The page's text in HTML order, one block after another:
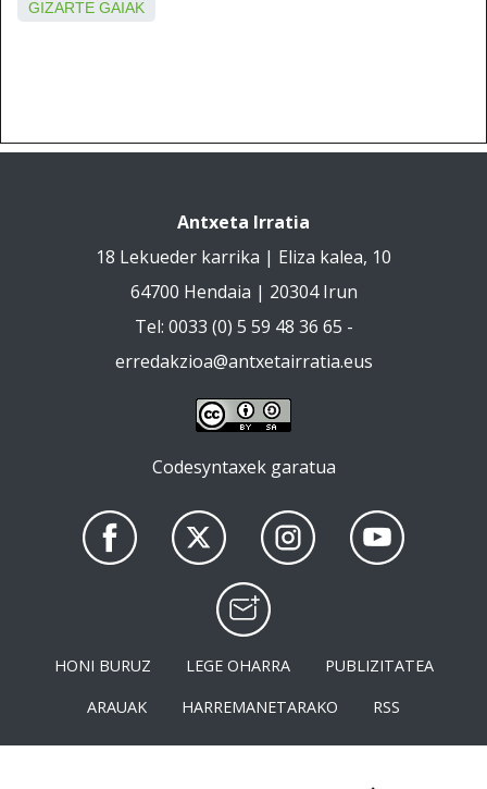
GIZARTE GAIAK
Antxeta Irratia
18 Lekueder karrika | Eliza kalea, 10
64700 Hendaia | 20304 Irun
Tel: 0033 (0) 5 59 48 36 65 -
erredakzioa@antxetairratia.eus
Codesyntaxek garatua
HONI BURUZ LEGE OHARRA
PUBLIZITATEA
ARAUAK
HARREMANETARAKO RSS